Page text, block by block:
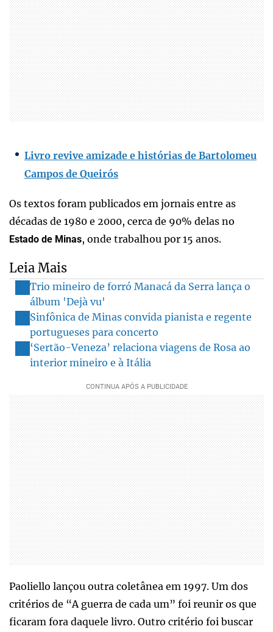
Livro revive amizade e histórias de Bartolomeu
Campos de Queirós
Os textos foram publicados em jornais entre as
décadas de 1980 e 2000, cerca de 90% delas no
Estado de Minas, onde trabalhou por 15 anos.
Leia Mais
Trio mineiro de forró Manacá da Serra lança o
álbum 'Dejà vu'
Sinfônica de Minas convida pianista e regente
portugueses para concerto
‘Sertão-Veneza’ relaciona viagens de Rosa ao
interior mineiro e à Itália
Paoliello lançou outra coletânea em 1997. Um dos
critérios de “A guerra de cada um” foi reunir os que
ficaram fora daquele livro. Outro critério foi buscar